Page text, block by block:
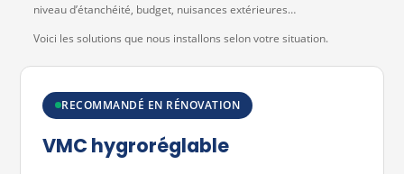
niveau d’étanchéité, budget, nuisances extérieures…
Voici les solutions que nous installons selon votre situation.
RECOMMANDÉ EN RÉNOVATION
VMC hygroréglable